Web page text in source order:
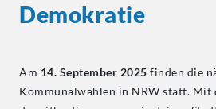
Demokratie
Am 14. September 2025 finden die
Kommunalwahlen in NRW statt. Mit